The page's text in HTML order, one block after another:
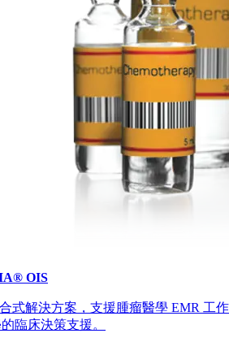
OIS
式解決方案，支援腫瘤醫學 EMR 工
臨床決策支援。